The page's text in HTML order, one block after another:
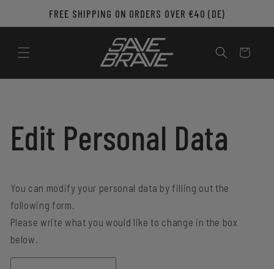
Skip to
content
FREE SHIPPING ON ORDERS OVER €40 (DE)
Cart
Edit Personal Data
You can modify your personal data by filling out the
following form.
Please write what you would like to change in the box
below.